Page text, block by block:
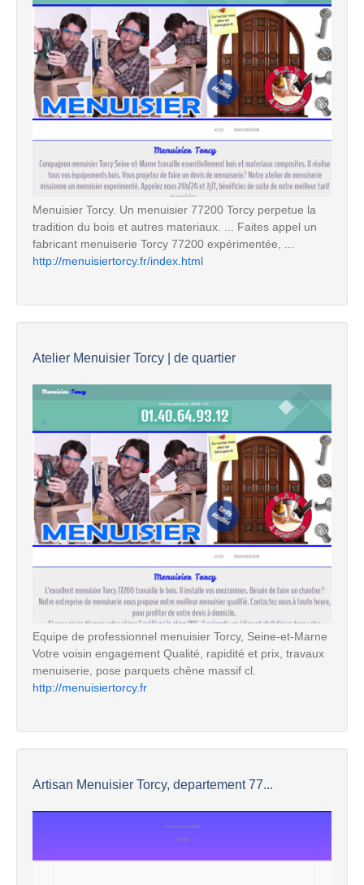
Menuisier Torcy. Un menuisier 77200 Torcy perpetue la
tradition du bois et autres materiaux. ... Faites appel un
fabricant menuiserie Torcy 77200 expérimentée, ...
http://menuisiertorcy.fr/index.html
Atelier Menuisier Torcy | de quartier
Equipe de professionnel menuisier Torcy, Seine-et-Marne
Votre voisin engagement Qualité, rapidité et prix, travaux
menuiserie, pose parquets chêne massif cl.
http://menuisiertorcy.fr
Artisan Menuisier Torcy, departement 77...